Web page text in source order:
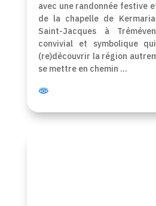
avec une randonnée festive
de la chapelle de
Saint-Jacques à
convivial et symbolique
(re)découvrir la région
se mettre en chemin …